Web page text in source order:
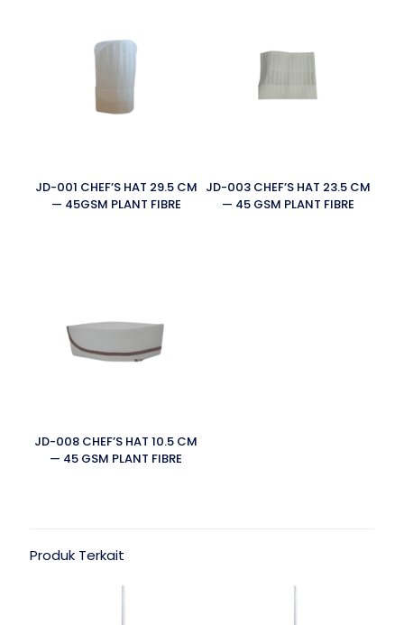
JD-001 CHEF’S HAT 29.5 CM
— 45GSM PLANT FIBRE
JD-003 CHEF’S HAT 23.5 CM
— 45 GSM PLANT FIBRE
JD-008 CHEF’S HAT 10.5 CM
— 45 GSM PLANT FIBRE
Produk Terkait